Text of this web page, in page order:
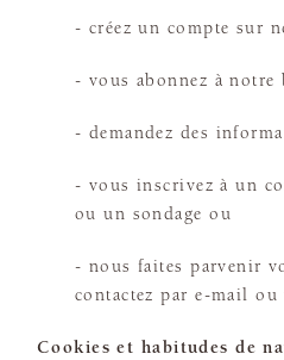
- créez un compte sur
- vous abonnez à
- demandez des
- vous inscrivez à un
ou un sondage ou
- nous faites parvenir
contactez par e-mail
Cookies et habitudes de